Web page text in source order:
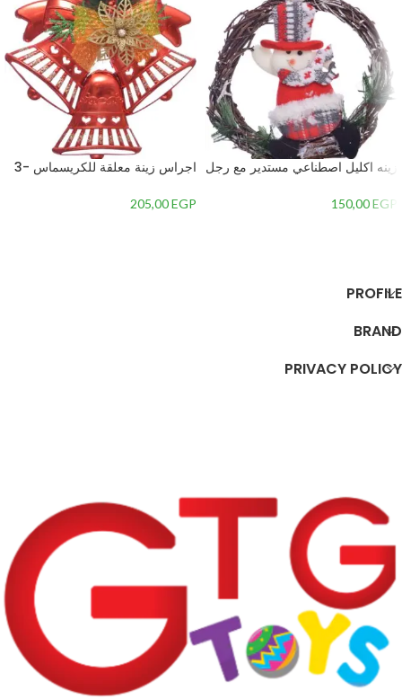
زينه اكليل اصطناعي مستدير مع رجل
1
150,00EGP
اجراس زينة معلقة للكريسماس -3
205,00EGP
PROFILE
BRAND
PRIVACY POLICY